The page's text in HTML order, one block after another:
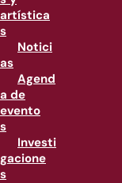
artística
s
Notici
as
Agend
a de
evento
s
Investi
gacione
s